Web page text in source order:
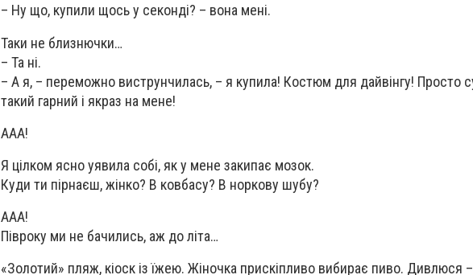
– Ну що, купили щось у секонді? – вона мені.
Таки не близнючки…
– Та ні.
– А я, – переможно виструнчилась, – я купила! Костюм для дайвінгу! Просто
такий гарний і якраз на мене!
ААА!
Я цілком ясно уявила собі, як у мене закипає мозок.
Куди ти пірнаєш, жінко? В ковбасу? В норкову шубу?
ААА!
Півроку ми не бачились, аж до літа…
«Золотий» пляж, кіоск із їжею. Жіночка прискіпливо вибирає пиво. Дивлюся